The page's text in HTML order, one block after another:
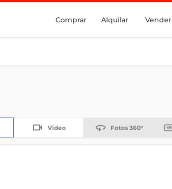
Comprar Alquilar Vender
Video Fotos 360°